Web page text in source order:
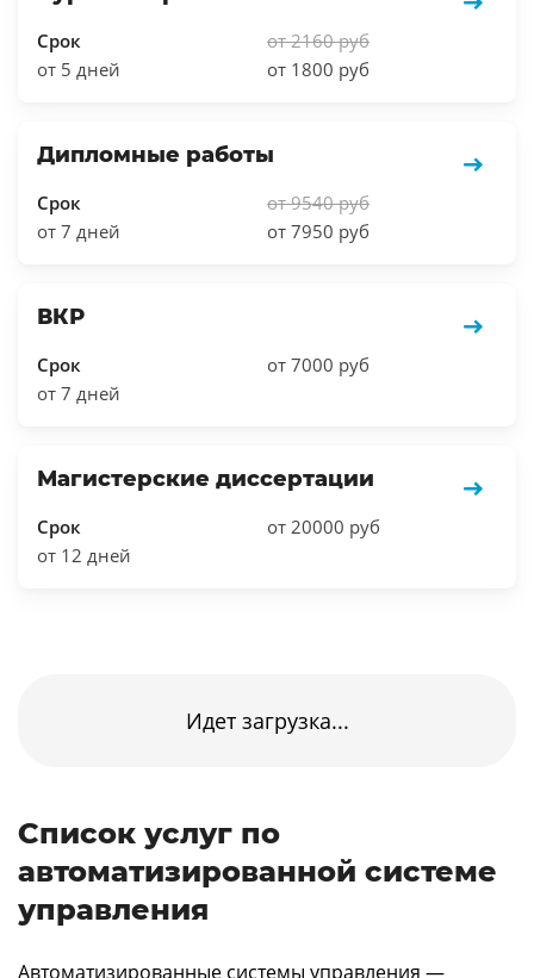
Срок
от 5 дней
от 2160 руб
от 1800 руб
Дипломные работы
Срок
от 7 дней
от 9540 руб
от 7950 руб
ВКР
Срок
от 7 дней
от 7000 руб
Магистерские диссертации
Срок
от 12 дней
от 20000 руб
Идет загрузка...
Список услуг по
автоматизированной системе
управления
Автоматизированные системы управления —